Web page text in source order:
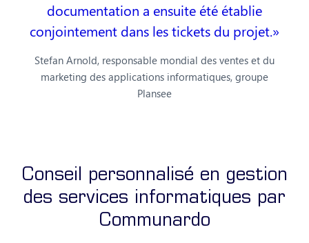
documentation a ensuite été établie
conjointement dans les tickets du projet.
Stefan Arnold, responsable mondial des ventes et du
marketing des applications informatiques, groupe
Plansee
Conseil personnalisé en gestion
des services informatiques par
Communardo